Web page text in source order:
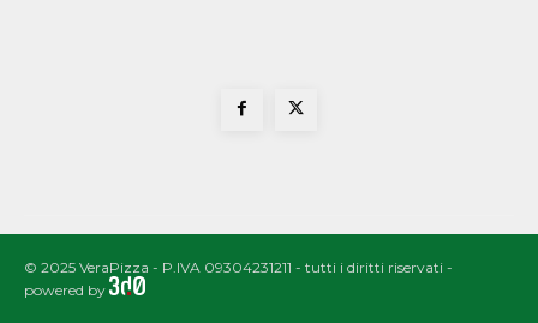
© 2025 VeraPizza - P.IVA 09304231211 - tutti i diritti riservati -
powered by